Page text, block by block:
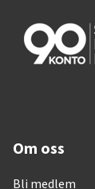
Om oss
Bli medlem